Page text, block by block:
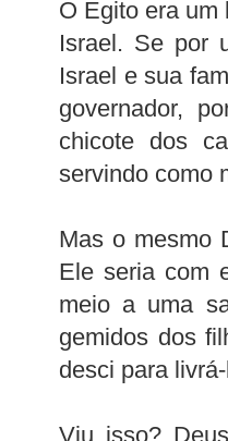
O Egito era um
Israel. Se por
Israel e sua
governador,
chicote dos
servindo como
Mas o mesmo
Ele seria com
meio a uma
gemidos dos
desci para
Viu isso?